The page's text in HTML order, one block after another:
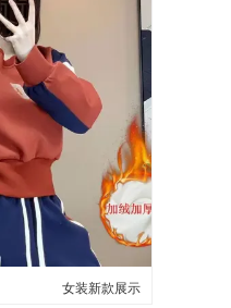
女装新款展示